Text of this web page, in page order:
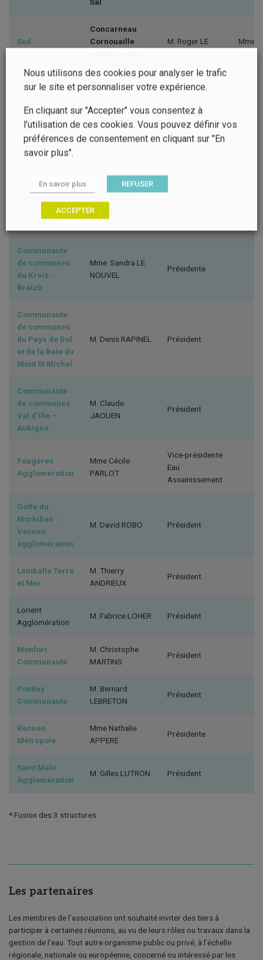
Sud
Concarneau
Cornouaille
M. Roger LE
Mme
EPCI
Membres
désigné.es
Fonction
Brocéliande
Communauté
Communauté
du Haut Pays
KERLOC’H
Communauté
de communes
du Kreiz-
Breizh
Mme. Sandra LE
NOUVEL
Présidente
Communauté
de communes
du Pays de Dol
et de la Baie du
Mont St Michel
M. Denis RAPINEL Président
Communauté
de communes
Val d’Ille –
Aubigné
M. Claude
JAOUEN
Président
Fougères
Agglomération
Mme Cécile
PARLOT
Vice-présidente
Eau
Assainissement
Golfe du
Morbihan :
Vannes
agglomération
M. David ROBO Président
Lamballe Terre
et Mer
M. Thierry
ANDRIEUX
Président
Lorient
Agglomération
M. Fabrice LOHER Président
Monfort
Communauté
M. Christophe
MARTINS
Président
Pontivy
Communauté
M. Bernard
LEBRETON
Président
Rennes
Métropole
Mme Nathalie
APPERE
Présidente
Saint Malo
Agglomération
M. Gilles LUTRON Président
* Fusion des 3 structures
Les partenaires
Les membres de l’association ont souhaité inviter des tiers à
participer à certaines réunions, au vu de leurs rôles ou travaux dans la
gestion de l’eau. Tout autre organisme public ou privé, à l’échelle
régionale, nationale ou européenne, concerné ou intéressé par les
Nous utilisons des cookies pour analyser le trafic
sur le site et personnaliser votre expérience.
En cliquant sur "Accepter" vous consentez à
l’utilisation de ces cookies. Vous pouvez définir vos
préférences de consentement en cliquant sur "En
savoir plus".
En savoir plus REFUSER
ACCEPTER